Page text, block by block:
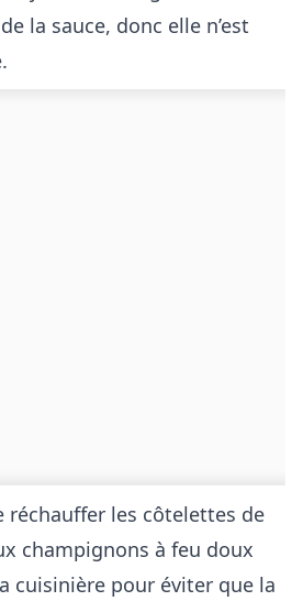
la sauce, donc elle n’est
réchauffer les côtelettes de
champignons à feu doux
cuisinière pour éviter que la